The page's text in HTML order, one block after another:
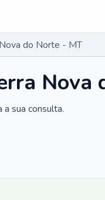
do Norte - MT
Nova
sua consulta.